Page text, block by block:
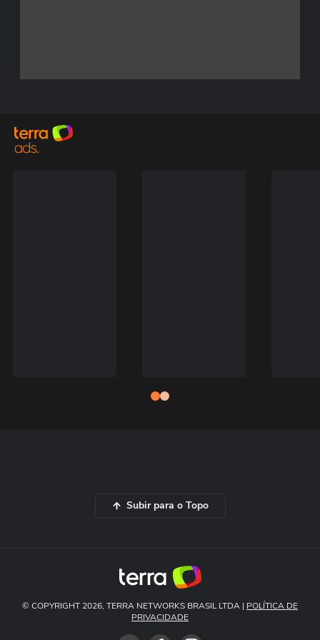
Subir para o Topo
© COPYRIGHT 2026, TERRA NETWORKS BRASIL LTDA | POLÍTICA DE
PRIVACIDADE